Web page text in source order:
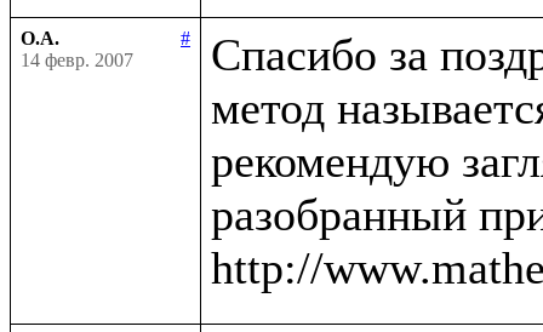
О.А.
#
14 февр. 2007
Спасибо за
метод
рекомендую
разобранный